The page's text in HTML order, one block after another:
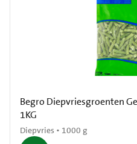
Begro Diepvriesgroenten
1KG
Diepvries • 1000 g